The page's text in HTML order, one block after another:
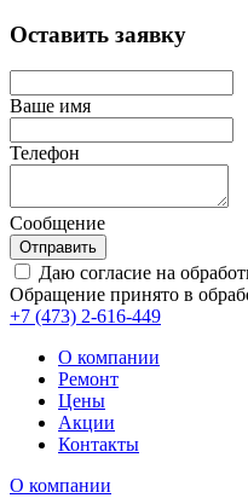
Оставить заявку
Ваше имя
Телефон
Сообщение
Отправить
Даю согласие на
Обращение принято в
+7 (473) 2-616-449
О компании
Ремонт
Цены
Акции
Контакты
О компании